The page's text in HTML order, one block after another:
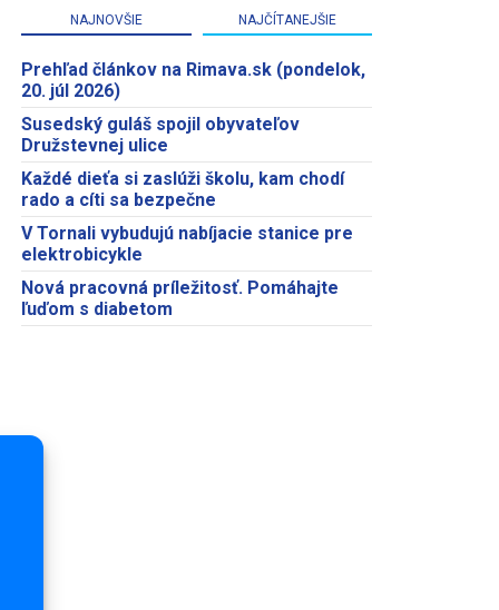
NAJNOVŠIE NAJČÍTANEJŠIE
Prehľad článkov na Rimava.sk (pondelok,
20. júl 2026)
Susedský guláš spojil obyvateľov
Družstevnej ulice
Každé dieťa si zaslúži školu, kam chodí
rado a cíti sa bezpečne
V Tornali vybudujú nabíjacie stanice pre
elektrobicykle
Nová pracovná príležitosť. Pomáhajte
ľuďom s diabetom